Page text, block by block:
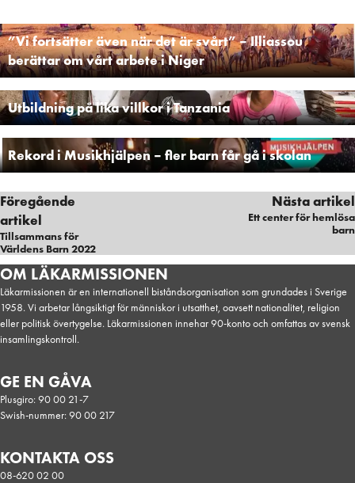
”Vi fortsätter även när det är svårt” – Illiassou
berättar om vårt arbete i Niger
Utbildning på lika villkor i Tanzania
Rekord i Musikhjälpen – fler barn får gå i skolan
Föregående
artikel
Tillsammans för
Världens Barn 2022
Nästa artikel
Ett center för hemlösa
barn
Skola, Klimat
OM LÄKARMISSIONEN
Läkarmissionen är en internationell biståndsorganisation som grundades i Sverige
1958. Vi arbetar långsiktigt för människor i utsatthet, oavsett nationalitet, religion
eller politisk övertygelse. Läkarmissionen innehar 90-konto och omfattas av svensk
insamlingskontroll.
GE EN GÅVA
Plusgiro: 90 00 21-7
Swish-nummer: 90 00 217
KONTAKTA OSS
08-620 02 00